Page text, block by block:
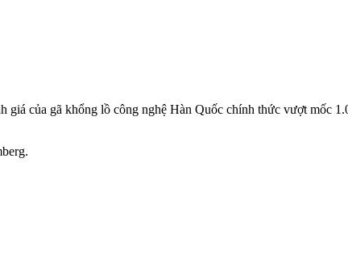
giá của gã khổng lồ công nghệ Hàn Quốc chính thức vượt mốc